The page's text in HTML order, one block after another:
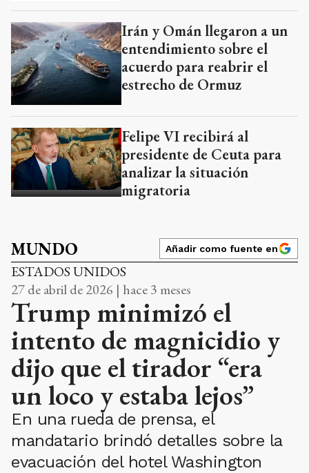
Irán y Omán llegaron a un
entendimiento sobre el
acuerdo para reabrir el
estrecho de Ormuz
Felipe VI recibirá al
presidente de Ceuta para
analizar la situación
migratoria
MUNDO Añadir como fuente en
ESTADOS UNIDOS
27 de abril de 2026 | hace 3 meses
Trump minimizó el
intento de magnicidio y
dijo que el tirador “era
un loco y estaba lejos”
En una rueda de prensa, el
mandatario brindó detalles sobre la
evacuación del hotel Washington